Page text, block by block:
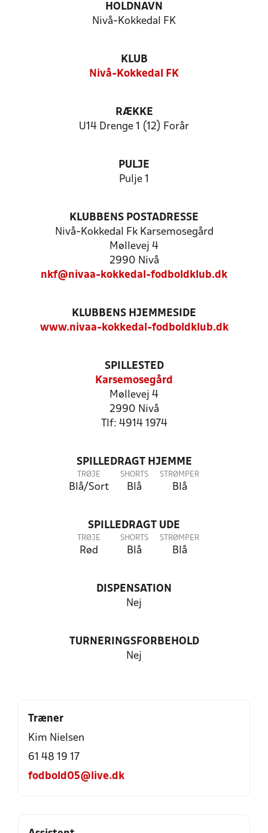
HOLDNAVN
Nivå-Kokkedal FK
KLUB
Nivå-Kokkedal FK
RÆKKE
U14 Drenge 1 (12) Forår
PULJE
Pulje 1
KLUBBENS POSTADRESSE
Nivå-Kokkedal Fk Karsemosegård
Møllevej 4
2990 Nivå
nkf@nivaa-kokkedal-fodboldklub.dk
KLUBBENS HJEMMESIDE
www.nivaa-kokkedal-fodboldklub.dk
SPILLESTED
Karsemosegård
Møllevej 4
2990 Nivå
Tlf: 4914 1974
SPILLEDRAGT HJEMME
TRØJE
Blå/Sort
SHORTS
Blå
STRØMPER
Blå
SPILLEDRAGT UDE
TRØJE
Rød
SHORTS
Blå
STRØMPER
Blå
DISPENSATION
Nej
TURNERINGSFORBEHOLD
Nej
Træner
Kim Nielsen
61 48 19 17
fodbold05@live.dk